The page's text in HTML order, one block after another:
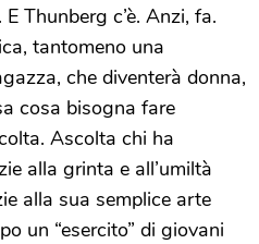
Thunberg c’è. Anzi, fa.
tantomeno una
che diventerà donna,
cosa bisogna fare
Ascolta chi ha
alla grinta e all’umiltà
alla sua semplice arte
un “esercito” di giovani